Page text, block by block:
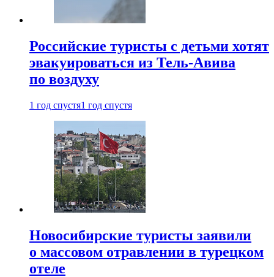
Российские туристы с детьми хотят
эвакуироваться из Тель-Авива
по воздуху
1 год спустя1 год спустя
Новосибирские туристы заявили
о массовом отравлении в турецком
отеле